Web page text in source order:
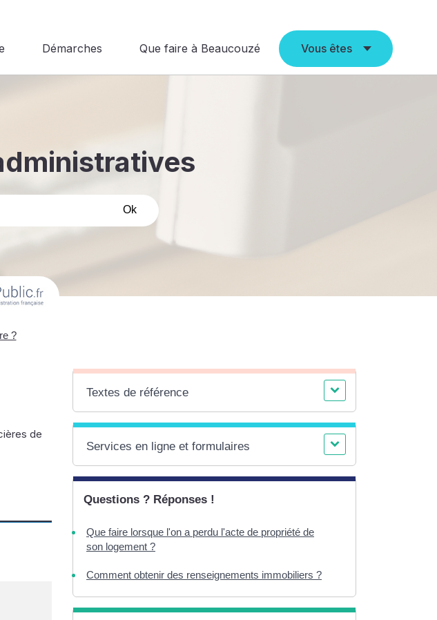
Démarches Que faire à Beaucouzé Vous êtes
?
de
Textes de référence
Services en ligne et formulaires
Questions ? Réponses !
Que faire lorsque l'on a perdu l'acte de propriété de
son logement ?
Comment obtenir des renseignements immobiliers ?